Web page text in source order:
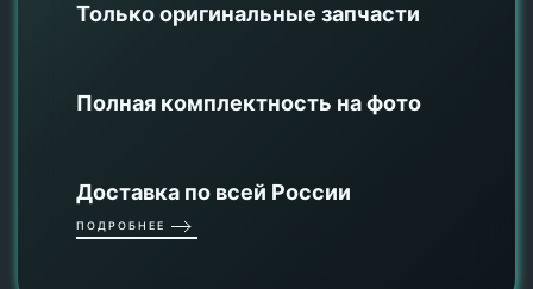
Только оригинальные запчасти
Полная комплектность на фото
Доставка по всей России
ПОДРОБНЕЕ